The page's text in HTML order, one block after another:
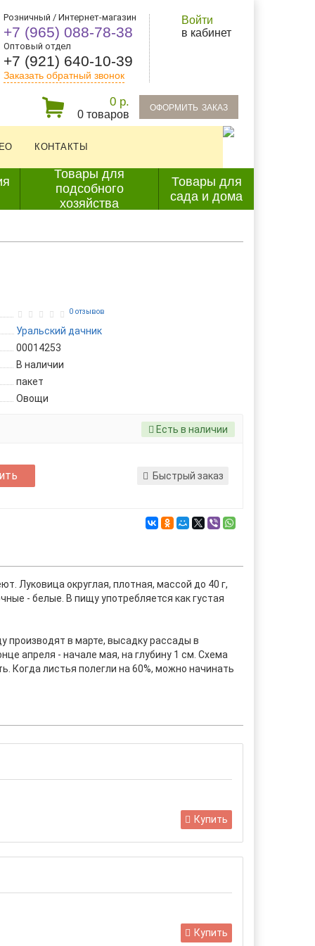
Розничный / Интернет-магазин
+7 (965) 088-78-38
Оптовый отдел
+7 (921) 640-10-39
Заказать обратный звонок
Войти
в кабинет
0 р.
0 товаров
oформить заказ
КОНТАКТЫ
Товары для
подсобного
хозяйства
Товары для
сада и дома
0 отзывов
Уральский дачник
00014253
В наличии
пакет
Овощи
Есть в наличии
Быстрый заказ
Луковица округлая, плотная, массой до 40 г,
- белые. В пищу употребляется как густая
производят в марте, высадку рассады в
апреля - начале мая, на глубину 1 см. Схема
Когда листья полегли на 60%, можно начинать
Купить
Купить